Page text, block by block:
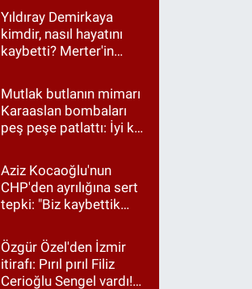
Yıldıray Demirkaya
kimdir, nasıl hayatını
kaybetti? Merter'in
mesajı
Mutlak butlanın mimarı
Karaaslan bombaları
peş peşe patlattı: İyi ki
Aziz Kocaoğlu'nun
CHP'den ayrılığına sert
tepki: "Biz kaybettik
etmedik"
Özgür Özel'den İzmir
itirafı: Pırıl pırıl Filiz
Cerioğlu Sengel vardı!